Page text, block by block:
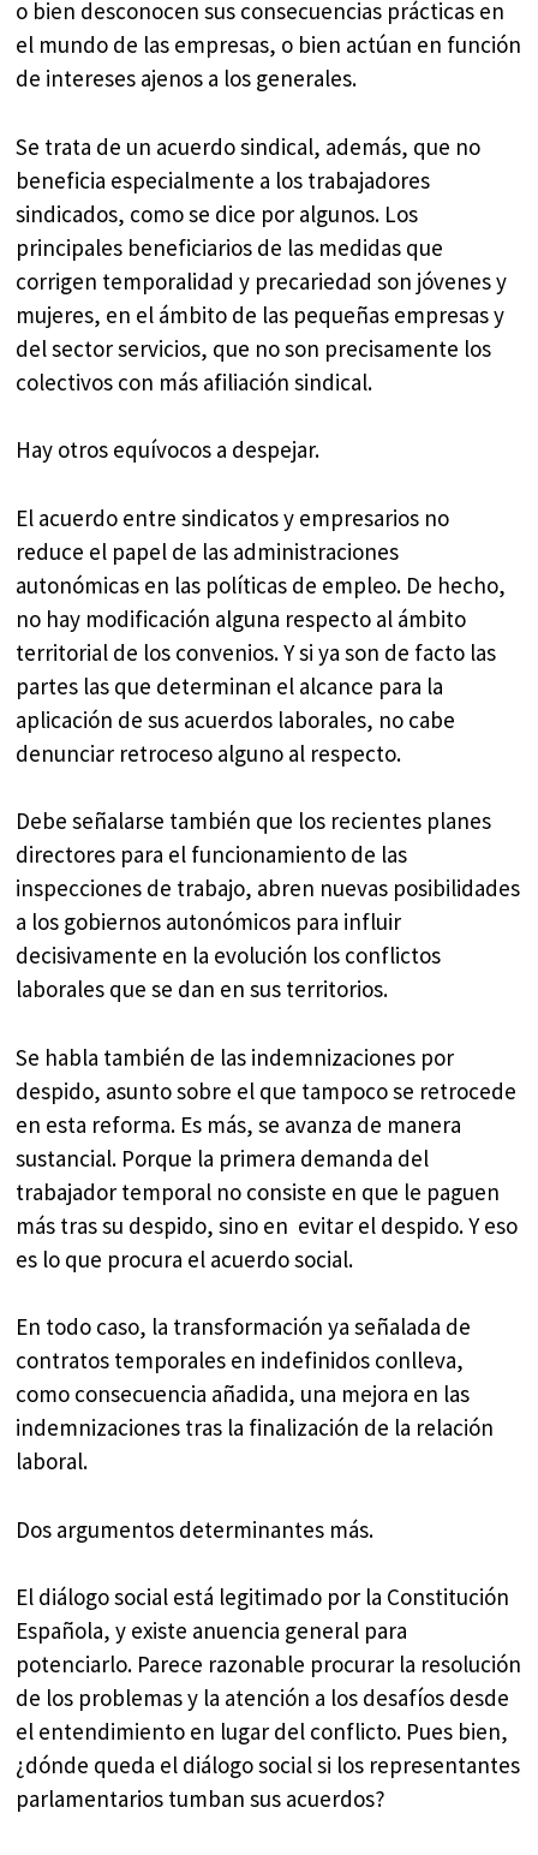
o bien desconocen sus consecuencias prácticas en
el mundo de las empresas, o bien actúan en función
de intereses ajenos a los generales.
Se trata de un acuerdo sindical, además, que no
beneficia especialmente a los trabajadores
sindicados, como se dice por algunos. Los
principales beneficiarios de las medidas que
corrigen temporalidad y precariedad son jóvenes y
mujeres, en el ámbito de las pequeñas empresas y
del sector servicios, que no son precisamente los
colectivos con más afiliación sindical.
Hay otros equívocos a despejar.
El acuerdo entre sindicatos y empresarios no
reduce el papel de las administraciones
autonómicas en las políticas de empleo. De hecho,
no hay modificación alguna respecto al ámbito
territorial de los convenios. Y si ya son de facto las
partes las que determinan el alcance para la
aplicación de sus acuerdos laborales, no cabe
denunciar retroceso alguno al respecto.
Debe señalarse también que los recientes planes
directores para el funcionamiento de las
inspecciones de trabajo, abren nuevas posibilidades
a los gobiernos autonómicos para influir
decisivamente en la evolución los conflictos
laborales que se dan en sus territorios.
Se habla también de las indemnizaciones por
despido, asunto sobre el que tampoco se retrocede
en esta reforma. Es más, se avanza de manera
sustancial. Porque la primera demanda del
trabajador temporal no consiste en que le paguen
más tras su despido, sino en evitar el despido. Y eso
es lo que procura el acuerdo social.
En todo caso, la transformación ya señalada de
contratos temporales en indefinidos conlleva,
como consecuencia añadida, una mejora en las
indemnizaciones tras la finalización de la relación
laboral.
Dos argumentos determinantes más.
El diálogo social está legitimado por la Constitución
Española, y existe anuencia general para
potenciarlo. Parece razonable procurar la resolución
de los problemas y la atención a los desafíos desde
el entendimiento en lugar del conflicto. Pues bien,
¿dónde queda el diálogo social si los representantes
parlamentarios tumban sus acuerdos?